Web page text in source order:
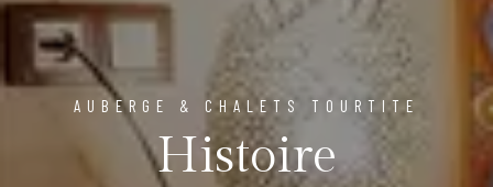
AUBERGE & CHALETS TOURTITE
Histoire